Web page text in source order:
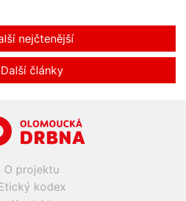
nejčtenější
Další články
O projektu
kodex